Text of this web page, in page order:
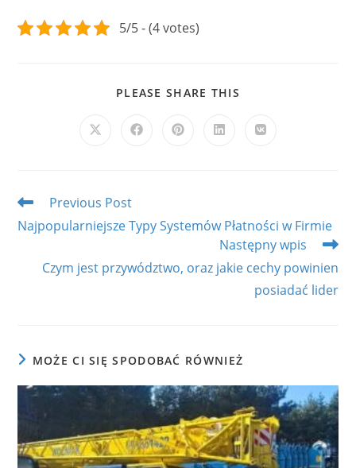
5/5 - (4 votes)
PLEASE SHARE THIS
Opens
Opens Opens Opens Opens
Read
articles
Previous Post
Najpopularniejsze Typy Systemów Płatności w Firmie
Następny wpis
Czym jest przywództwo, oraz jakie cechy powinien
posiadać lider
MOŻE CI SIĘ SPODOBAĆ RÓWNIEŻ